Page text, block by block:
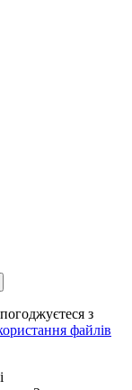
з
файлів